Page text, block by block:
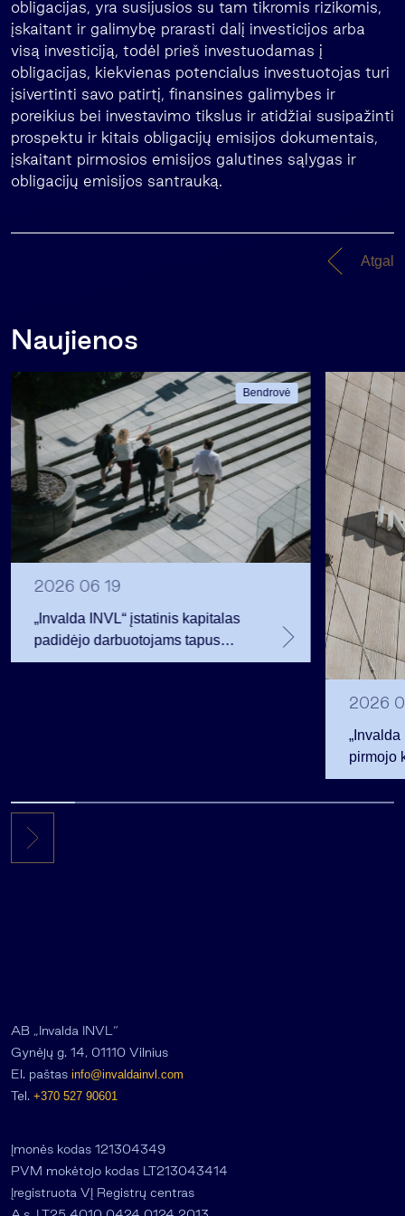
obligacijas, yra susijusios su tam tikromis rizikomis,
įskaitant ir galimybę prarasti dalį investicijos arba
visą investiciją, todėl prieš investuodamas į
obligacijas, kiekvienas potencialus investuotojas turi
įsivertinti savo patirtį, finansines galimybes ir
poreikius bei investavimo tikslus ir atidžiai susipažinti
prospektu ir kitais obligacijų emisijos dokumentais,
įskaitant pirmosios emisijos galutines sąlygas ir
obligacijų emisijos santrauką.
Atgal
Naujienos
Bendrovė
2026 06 19
„Invalda INVL“ įstatinis kapitalas
padidėjo darbuotojams tapus
akcininkais
2026
pirmojo
256,3
AB „Invalda INVL“
Gynėjų g. 14, 01110 Vilnius
El. paštas info@invaldainvl.com
Tel. +370 527 90601
Įmonės kodas 121304349
PVM mokėtojo kodas LT213043414
Įregistruota VĮ Registrų centras